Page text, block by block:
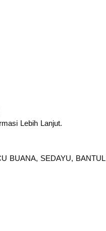
Lebih Lanjut.
BUANA, SEDAYU, BANTUL